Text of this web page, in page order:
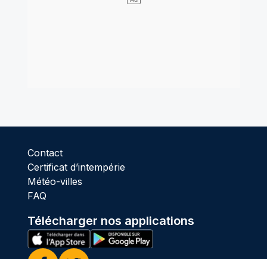
Contact
Certificat d’intempérie
Météo-villes
FAQ
Télécharger nos applications